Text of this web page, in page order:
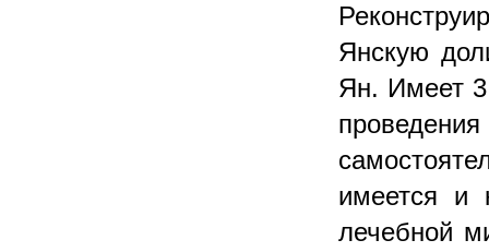
Янскую
Ян. Имеет 3
имеется и
лечебной